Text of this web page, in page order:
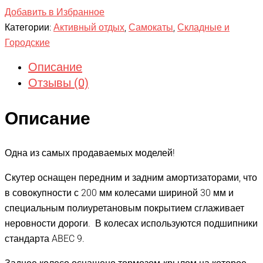
Добавить в Избранное
Категории: Активный отдых Самокаты Складные и
Городские
Описание
Отзывы (0)
Описание
Одна из самых продаваемых моделей!
Скутер оснащен передним и задним амортизаторами, что
в совокупности с 200 мм колесами шириной 30 мм и
специальным полиуретановым покрытием сглаживает
неровности дороги. В колесах используются подшипники
стандарта ABEC 9.